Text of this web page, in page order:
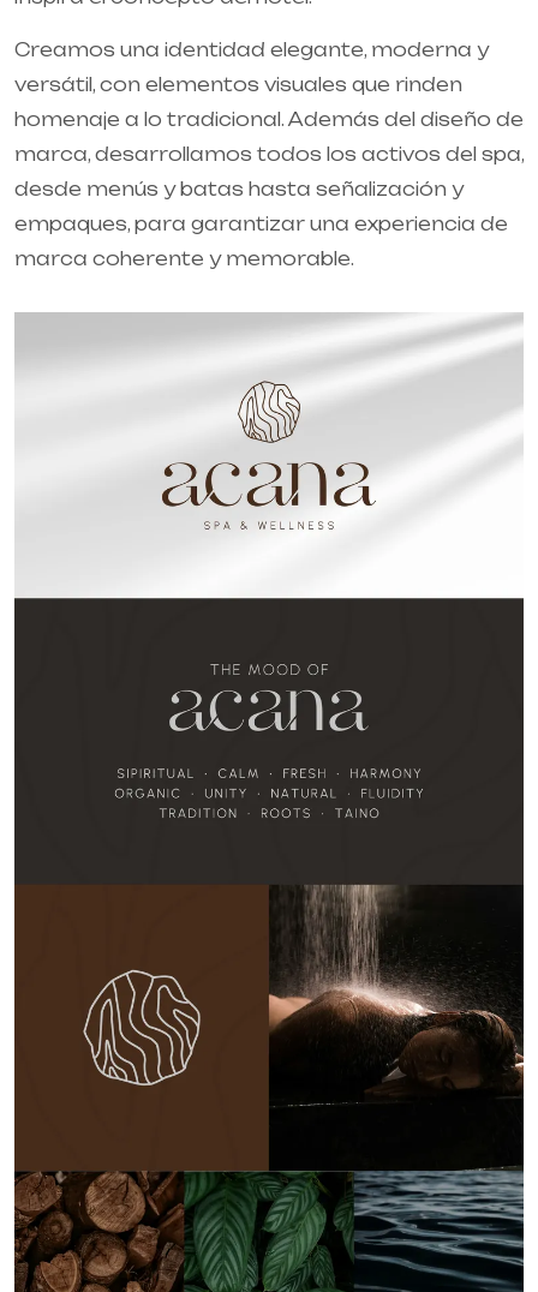
Creamos una identidad elegante, moderna y
versátil, con elementos visuales que rinden
homenaje a lo tradicional. Además del diseño de
marca, desarrollamos todos los activos del spa,
desde menús y batas hasta señalización y
empaques, para garantizar una experiencia de
marca coherente y memorable.